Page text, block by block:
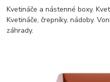
Kvetináče a nástenné boxy.
Kvetináče, črepníky, nádoby.
záhrady.